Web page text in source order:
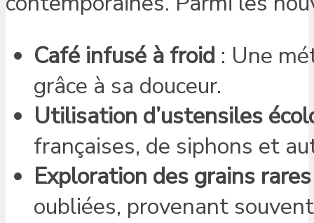
Café infusé à froid : Une
grâce à sa douceur.
Utilisation d’ustensiles
françaises, de siphons et
Exploration des grains rares
oubliées, provenant